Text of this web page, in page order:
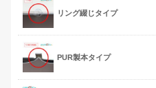
リング綴じタイプ
PUR製本タイプ